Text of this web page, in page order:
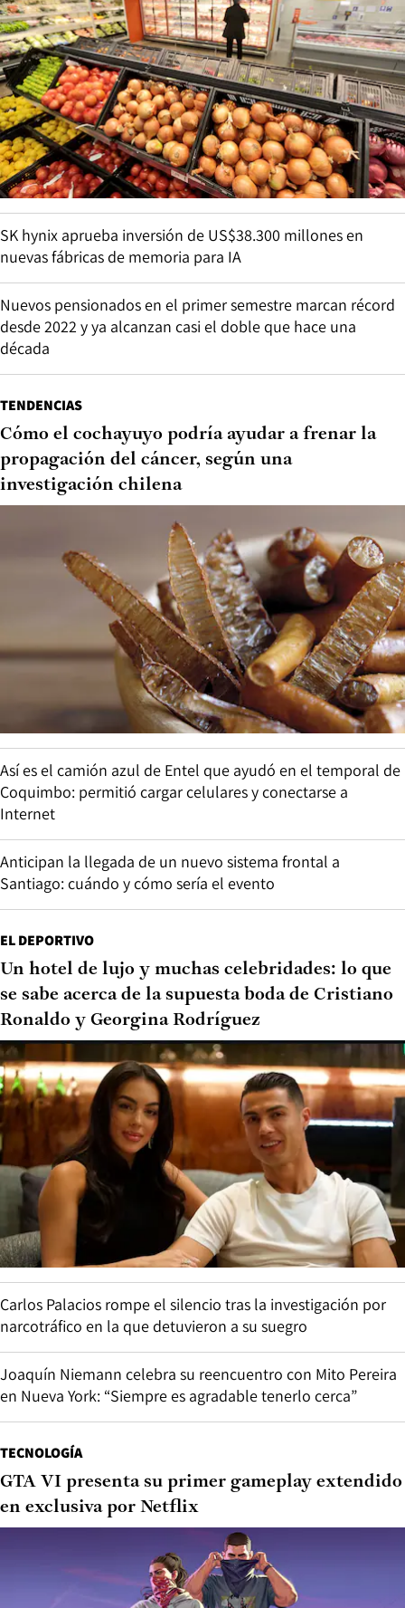
SK hynix aprueba inversión de US$38.300 millones en
nuevas fábricas de memoria para IA
Nuevos pensionados en el primer semestre marcan récord
desde 2022 y ya alcanzan casi el doble que hace una
década
TENDENCIAS
Cómo el cochayuyo podría ayudar a frenar la
propagación del cáncer, según una
investigación chilena
Así es el camión azul de Entel que ayudó en el temporal de
Coquimbo: permitió cargar celulares y conectarse a
Internet
Anticipan la llegada de un nuevo sistema frontal a
Santiago: cuándo y cómo sería el evento
EL DEPORTIVO
Un hotel de lujo y muchas celebridades: lo que
se sabe acerca de la supuesta boda de Cristiano
Ronaldo y Georgina Rodríguez
Carlos Palacios rompe el silencio tras la investigación por
narcotráfico en la que detuvieron a su suegro
Joaquín Niemann celebra su reencuentro con Mito Pereira
en Nueva York: “Siempre es agradable tenerlo cerca”
TECNOLOGÍA
GTA VI presenta su primer gameplay extendido
en exclusiva por Netflix